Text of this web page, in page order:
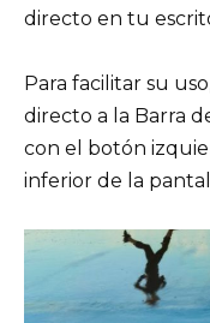
directo en tu
Para facilitar su
directo a la Barra
con el botón
inferior de la